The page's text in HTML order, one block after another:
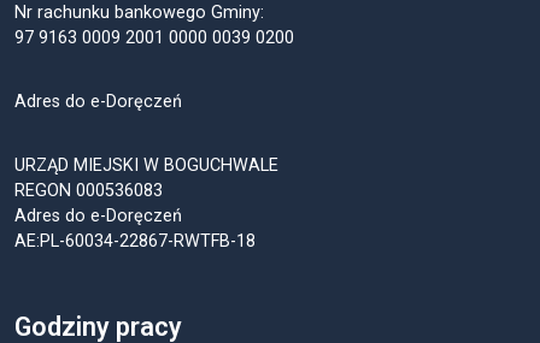
Nr rachunku bankowego Gminy:
97 9163 0009 2001 0000 0039 0200
Adres do e-Doręczeń
URZĄD MIEJSKI W BOGUCHWALE
REGON 000536083
Adres do e-Doręczeń
AE:PL-60034-22867-RWTFB-18
Godziny pracy